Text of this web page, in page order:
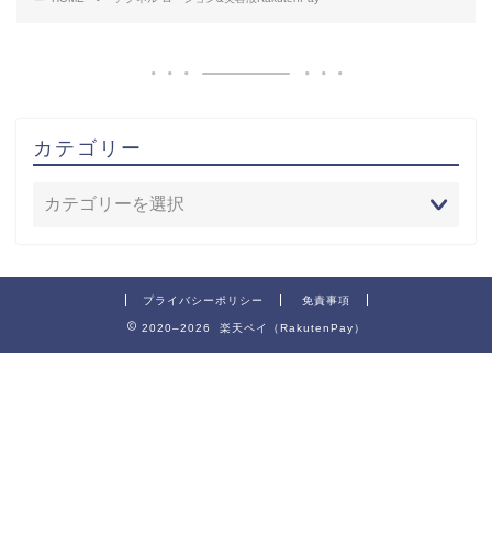
カテゴリー
プライバシーポリシー 免責事項
2020–2026 楽天ペイ（RakutenPay）